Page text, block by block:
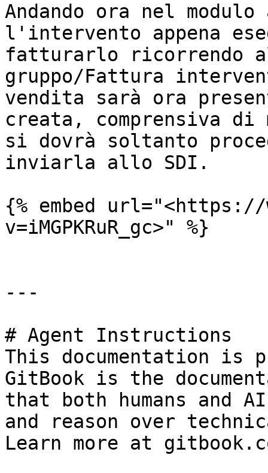
Andando ora nel
l'intervento appena
fatturarlo ricorrendo
gruppo/Fattura
vendita sarà ora
creata, comprensiva di
si dovrà soltanto
inviarla allo SDI.
{% embed url="<https://
v=iMGPKRuR_gc>" %}
---
# Agent Instructions
This documentation is
GitBook is the
that both humans and
and reason over
Learn more at